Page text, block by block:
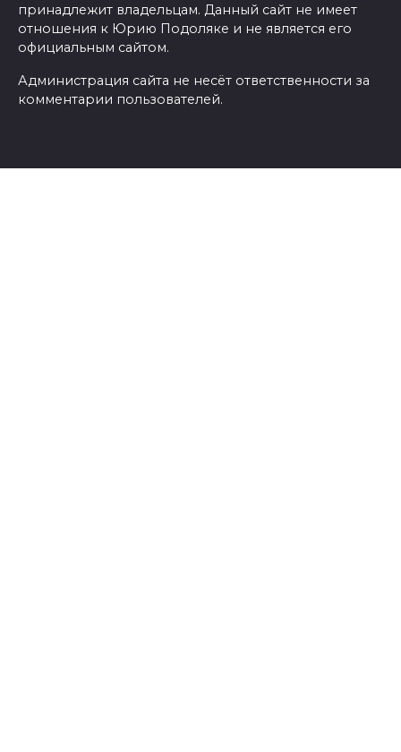
принадлежит владельцам. Данный сайт не имеет
отношения к Юрию Подоляке и не является его
официальным сайтом.
Администрация сайта не несёт ответственности за
комментарии пользователей.